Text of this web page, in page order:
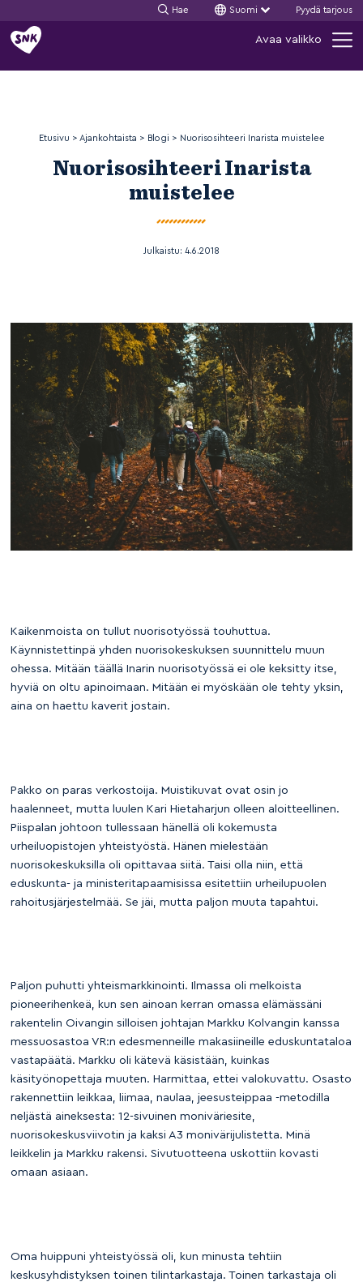
Siirry
sisältöön
Hae Suomi Pyydä tarjous
Avaa valikko
Etusivu > Ajankohtaista > Blogi > Nuorisosihteeri Inarista muistelee
Nuorisosihteeri Inarista
muistelee
Julkaistu: 4.6.2018
Kaikenmoista on tullut nuorisotyössä touhuttua.
Käynnistettinpä yhden nuorisokeskuksen suunnittelu muun
ohessa. Mitään täällä Inarin nuorisotyössä ei ole keksitty itse,
hyviä on oltu apinoimaan. Mitään ei myöskään ole tehty yksin,
aina on haettu kaverit jostain.
Pakko on paras verkostoija. Muistikuvat ovat osin jo
haalenneet, mutta luulen Kari Hietaharjun olleen aloitteellinen.
Piispalan johtoon tullessaan hänellä oli kokemusta
urheiluopistojen yhteistyöstä. Hänen mielestään
nuorisokeskuksilla oli opittavaa siitä. Taisi olla niin, että
eduskunta- ja ministeritapaamisissa esitettiin urheilupuolen
rahoitusjärjestelmää. Se jäi, mutta paljon muuta tapahtui.
Paljon puhutti yhteismarkkinointi. Ilmassa oli melkoista
pioneerihenkeä, kun sen ainoan kerran omassa elämässäni
rakentelin Oivangin silloisen johtajan Markku Kolvangin kanssa
messuosastoa VR:n edesmenneille makasiineille eduskuntataloa
vastapäätä. Markku oli kätevä käsistään, kuinkas
käsityönopettaja muuten. Harmittaa, ettei valokuvattu. Osasto
rakennettiin leikkaa, liimaa, naulaa, jeesusteippaa -metodilla
neljästä aineksesta: 12-sivuinen moniväriesite,
nuorisokeskusviivotin ja kaksi A3 monivärijulistetta. Minä
leikkelin ja Markku rakensi. Sivutuotteena uskottiin kovasti
omaan asiaan.
Oma huippuni yhteistyössä oli, kun minusta tehtiin
keskusyhdistyksen toinen tilintarkastaja. Toinen tarkastaja oli